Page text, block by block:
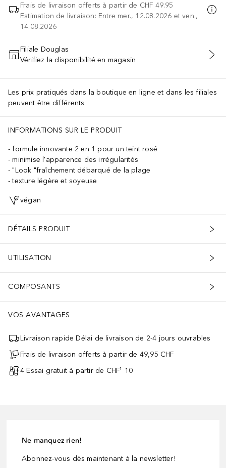
Frais de livraison offerts à partir de CHF 49.95
Estimation de livraison: Entre mer., 12.08.2026 et ven.,
14.08.2026
AJOUTER AU PANIER
Filiale Douglas
Vérifiez la disponibilité en magasin
Les prix pratiqués dans la boutique en ligne et dans les filiales
peuvent être différents
INFORMATIONS SUR LE PRODUIT
formule innovante 2 en 1 pour un teint rosé
minimise l'apparence des irrégularités
"Look "fraîchement débarqué de la plage
texture légère et soyeuse
végan
DÉTAILS PRODUIT
UTILISATION
COMPOSANTS
VOS AVANTAGES
Livraison rapide Délai de livraison de 2-4 jours ouvrables
Frais de livraison offerts à partir de 49,95 CHF
4 Essai gratuit à partir de CHF¹ 10
Ne manquez rien!
Abonnez-vous dès maintenant à la newsletter!